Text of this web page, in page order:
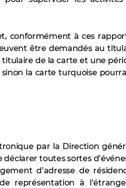
conformément à ces
être demandés au
de la carte et une
la carte turquoise
par la Direction
déclarer toutes sortes
d’adresse de
représentation à